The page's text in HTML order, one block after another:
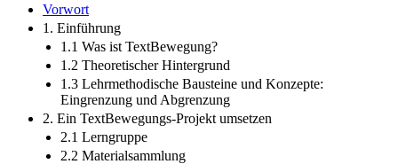
Vorwort
1. Einführung
1.1 Was ist TextBewegung?
1.2 Theoretischer Hintergrund
1.3 Lehrmethodische Bausteine und Konzepte:
Eingrenzung und Abgrenzung
2. Ein TextBewegungs-Projekt umsetzen
2.1 Lerngruppe
2.2 Materialsammlung